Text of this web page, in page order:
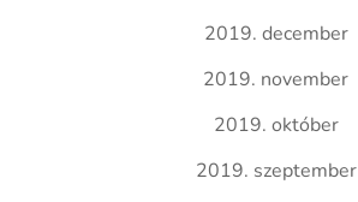
2019. december
2019. november
2019. október
2019. szeptember